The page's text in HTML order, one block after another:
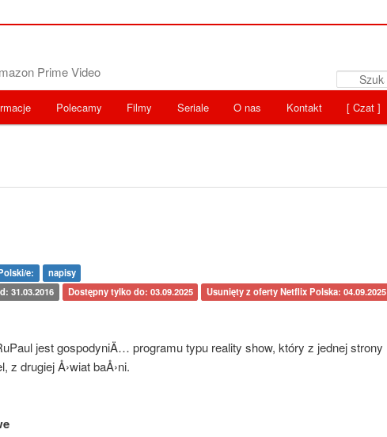
Prime Video
[ Czat ]
Kontakt
O nas
Seriale
Filmy
Polecamy
e:
napisy
31.03.2016
Dostępny tylko do: 03.09.2025 Usunięty z oferty Netflix Polska: 04.09.2025
jest gospodyniÄ… programu typu reality show, który z jednej strony
z drugiej Å›wiat baÅ›ni.